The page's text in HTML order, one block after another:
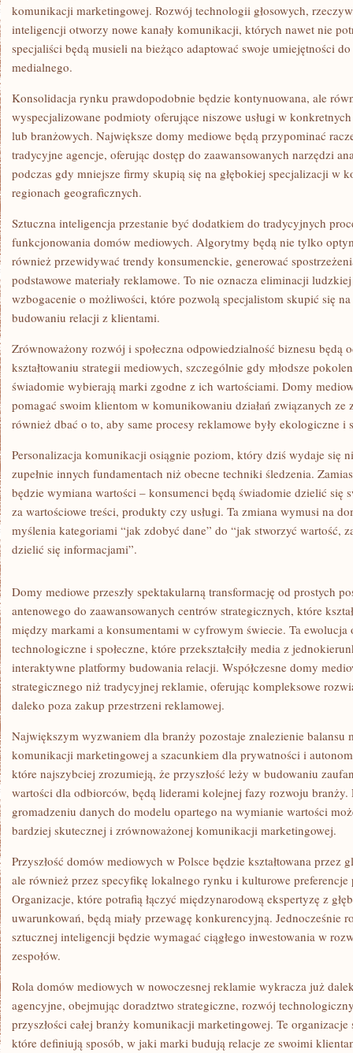
komunikacji marketingowej. Rozwój technologii głosowych,
inteligencji otworzy nowe kanały komunikacji, których nawet nie
specjaliści będą musieli na bieżąco adaptować swoje umiejętności
medialnego.
Konsolidacja rynku prawdopodobnie będzie kontynuowana, ale
wyspecjalizowane podmioty oferujące niszowe usługi w
lub branżowych. Największe domy mediowe będą przypominać
tradycyjne agencje, oferując dostęp do zaawansowanych narzędzi
podczas gdy mniejsze firmy skupią się na głębokiej specjalizacji w
regionach geograficznych.
Sztuczna inteligencja przestanie być dodatkiem do tradycyjnych
funkcjonowania domów mediowych. Algorytmy będą nie tylko
również przewidywać trendy konsumenckie, generować
podstawowe materiały reklamowe. To nie oznacza eliminacji
wzbogacenie o możliwości, które pozwolą specjalistom skupić się
budowaniu relacji z klientami.
Zrównoważony rozwój i społeczna odpowiedzialność biznesu będą
kształtowaniu strategii mediowych, szczególnie gdy młodsze
świadomie wybierają marki zgodne z ich wartościami. Domy
pomagać swoim klientom w komunikowaniu działań związanych ze
również dbać o to, aby same procesy reklamowe były ekologiczne i
Personalizacja komunikacji osiągnie poziom, który dziś wydaje się
zupełnie innych fundamentach niż obecne techniki śledzenia.
będzie wymiana wartości – konsumenci będą świadomie dzielić się
za wartościowe treści, produkty czy usługi. Ta zmiana wymusi na
myślenia kategoriami “jak zdobyć dane” do “jak stworzyć wartość,
dzielić się informacjami”.
Domy mediowe przeszły spektakularną transformację od prostych
antenowego do zaawansowanych centrów strategicznych, które
między markami a konsumentami w cyfrowym świecie. Ta ewolucja
technologiczne i społeczne, które przekształciły media z
interaktywne platformy budowania relacji. Współczesne domy
strategicznego niż tradycyjnej reklamie, oferując kompleksowe
daleko poza zakup przestrzeni reklamowej.
Największym wyzwaniem dla branży pozostaje znalezienie balansu
komunikacji marketingowej a szacunkiem dla prywatności i
które najszybciej zrozumieją, że przyszłość leży w budowaniu
wartości dla odbiorców, będą liderami kolejnej fazy rozwoju branży.
gromadzeniu danych do modelu opartego na wymianie wartości
bardziej skutecznej i zrównoważonej komunikacji marketingowej.
Przyszłość domów mediowych w Polsce będzie kształtowana przez
ale również przez specyfikę lokalnego rynku i kulturowe
Organizacje, które potrafią łączyć międzynarodową ekspertyzę z
uwarunkowań, będą miały przewagę konkurencyjną. Jednocześnie
sztucznej inteligencji będzie wymagać ciągłego inwestowania w
zespołów.
Rola domów mediowych w nowoczesnej reklamie wykracza już
agencyjne, obejmując doradztwo strategiczne, rozwój
przyszłości całej branży komunikacji marketingowej. Te
które definiują sposób, w jaki marki budują relacje ze swoimi